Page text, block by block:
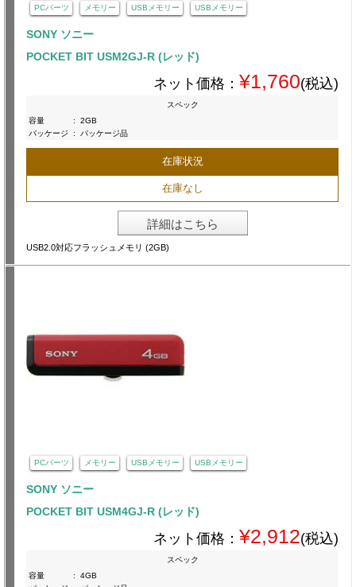
PCパーツ メモリー USBメモリー USBメモリー
SONY ソニー
POCKET BIT USM2GJ-R (レッド)
ネット価格： ¥1,760(税込)
スペック
容量
:
2GB
パッケージ
: パッケージ品
在庫状況
在庫なし
詳細はこちら
USB2.0対応フラッシュメモリ (2GB)
PCパーツ メモリー USBメモリー USBメモリー
SONY ソニー
POCKET BIT USM4GJ-R (レッド)
ネット価格： ¥2,912(税込)
スペック
容量
:
4GB